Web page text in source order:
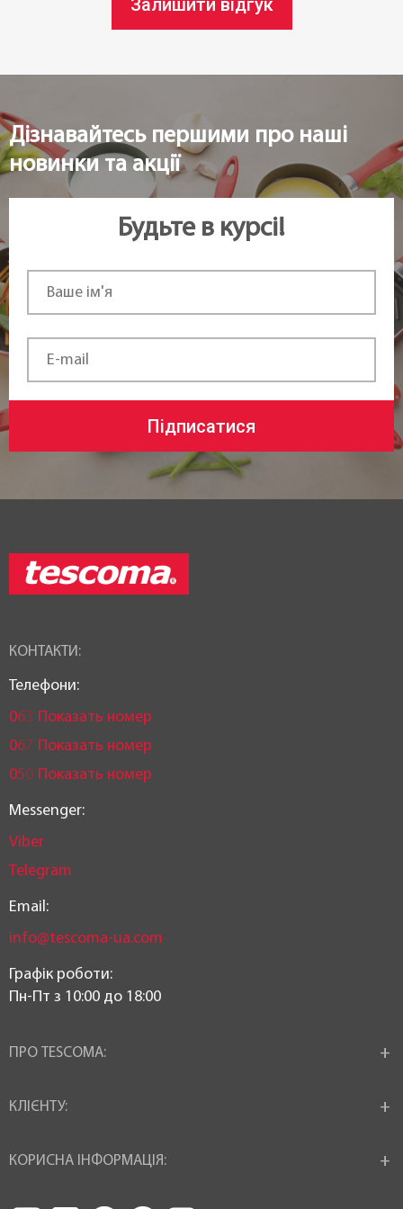
Чехія
Дізнавайтесь першими про наші
новинки та акції
Будьте в курсі!
Підписатися
КОНТАКТИ:
Телефони:
063 Показать номер
067 Показать номер
050 Показать номер
Messenger:
Viber
Telegram
Email:
info@tescoma-ua.com
Графік роботи:
Пн-Пт з 10:00 до 18:00
ПРО TESCOMA:
КЛІЄНТУ:
КОРИСНА ІНФОРМАЦІЯ: